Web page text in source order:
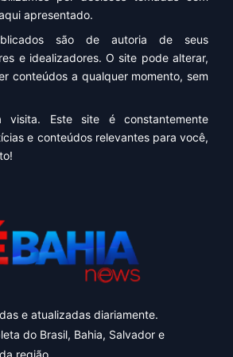
apresentado.
são de autoria de seus
e idealizadores. O site pode alterar,
conteúdos a qualquer momento, sem
visita. Este site é constantemente
e conteúdos relevantes para você,
e atualizadas diariamente.
do Brasil, Bahia, Salvador e
região.